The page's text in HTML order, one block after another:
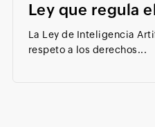
Ley que regula
La Ley de Inteligencia
respeto a los derechos...